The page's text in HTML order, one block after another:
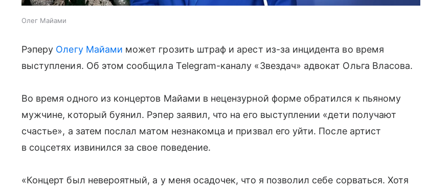
Олег Майами
Рэперу Олегу Майами может грозить штраф и арест из-за инцидента во время
выступления. Об этом сообщила Telegram-каналу «Звездач» адвокат Ольга Власова.
Во время одного из концертов Майами в нецензурной форме обратился к пьяному
мужчине, который буянил. Рэпер заявил, что на его выступлении «дети получают
счастье», а затем послал матом незнакомца и призвал его уйти. После артист
в соцсетях извинился за свое поведение.
«Концерт был невероятный, а у меня осадочек, что я позволил себе сорваться. Хотя